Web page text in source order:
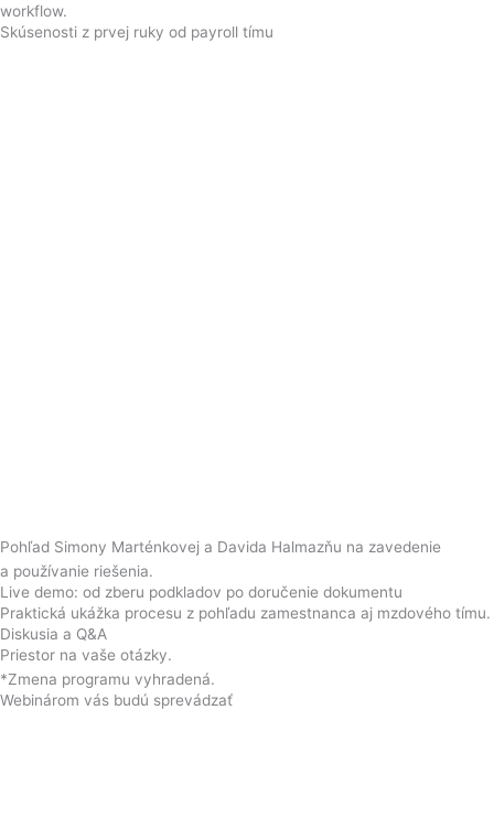
workflow.
Skúsenosti z prvej ruky od payroll tímu
Pohľad Simony Marténkovej a Davida Halmazňu na zavedenie
a používanie riešenia.
Live demo: od zberu podkladov po doručenie dokumentu
Praktická ukážka procesu z pohľadu zamestnanca aj mzdového tímu.
Diskusia a Q&A
Priestor na vaše otázky.
*Zmena programu vyhradená.
Webinárom vás budú sprevádzať